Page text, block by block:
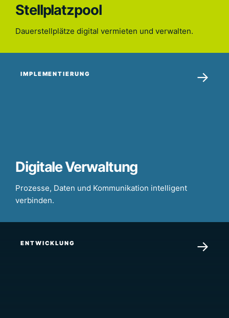
Stellplatzpool
Dauerstellplätze digital vermieten und verwalten.
IMPLEMENTIERUNG
Digitale Verwaltung
Prozesse, Daten und Kommunikation intelligent
verbinden.
→
ENTWICKLUNG →